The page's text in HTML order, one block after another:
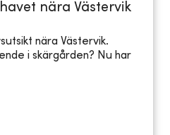
nära Västervik
nära Västervik.
i skärgården? Nu har